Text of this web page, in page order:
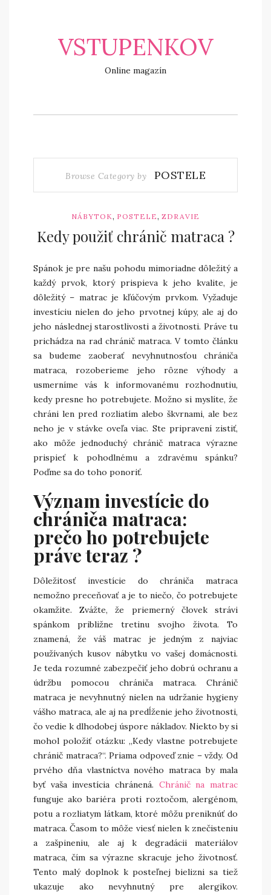
VSTUPENKOV
Online magazín
Browse Category by POSTELE
NÁBYTOK, POSTELE, ZDRAVIE
Kedy použiť chránič matraca ?
Spánok je pre našu pohodu mimoriadne dôležitý a
každý prvok, ktorý prispieva k jeho kvalite, je
dôležitý – matrac je kľúčovým prvkom. Vyžaduje
investíciu nielen do jeho prvotnej kúpy, ale aj do
jeho následnej starostlivosti a životnosti. Práve tu
prichádza na rad chránič matraca. V tomto článku
sa budeme zaoberať nevyhnutnosťou chrániča
matraca, rozoberieme jeho rôzne výhody a
usmerníme vás k informovanému rozhodnutiu,
kedy presne ho potrebujete. Možno si myslíte, že
chráni len pred rozliatím alebo škvrnami, ale bez
neho je v stávke oveľa viac. Ste pripravení zistiť,
ako môže jednoduchý chránič matraca výrazne
prispieť k pohodlnému a zdravému spánku?
Poďme sa do toho ponoriť.
Význam investície do
chrániča matraca:
prečo ho potrebujete
práve teraz ?
Dôležitosť investície do chrániča matraca
nemožno preceňovať a je to niečo, čo potrebujete
okamžite. Zvážte, že priemerný človek strávi
spánkom približne tretinu svojho života. To
znamená, že váš matrac je jedným z najviac
používaných kusov nábytku vo vašej domácnosti.
Je teda rozumné zabezpečiť jeho dobrú ochranu a
údržbu pomocou chrániča matraca. Chránič
matraca je nevyhnutný nielen na udržanie hygieny
vášho matraca, ale aj na predĺženie jeho životnosti,
čo vedie k dlhodobej úspore nákladov. Niekto by si
mohol položiť otázku: „Kedy vlastne potrebujete
chránič matraca?“. Priama odpoveď znie – vždy. Od
prvého dňa vlastníctva nového matraca by mala
byť vaša investícia chránená. Chránič na matrac
funguje ako bariéra proti roztočom, alergénom,
potu a rozliatym látkam, ktoré môžu preniknúť do
matraca. Časom to môže viesť nielen k znečisteniu
a zašpineniu, ale aj k degradácii materiálov
matraca, čím sa výrazne skracuje jeho životnosť.
Tento malý doplnok k posteľnej bielizni sa tiež
ukazuje ako nevyhnutný pre alergikov.